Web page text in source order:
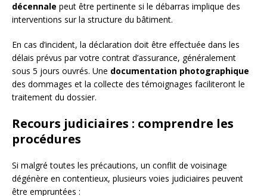
décennale peut être pertinente si le débarras implique des
interventions sur la structure du bâtiment.
En cas d’incident, la déclaration doit être effectuée dans les
délais prévus par votre contrat d’assurance, généralement
sous 5 jours ouvrés. Une documentation photographique
des dommages et la collecte des témoignages faciliteront le
traitement du dossier.
Recours judiciaires : comprendre les
procédures
Si malgré toutes les précautions, un conflit de voisinage
dégénère en contentieux, plusieurs voies judiciaires peuvent
être empruntées :